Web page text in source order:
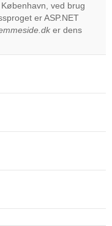
Do you
own this
OK
ved brug
er ASP.NET
er dens